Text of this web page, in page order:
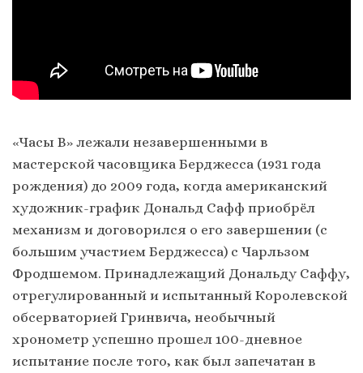
«Часы B» лежали незавершенными в
мастерской часовщика Берджесса (1931 года
рождения) до 2009 года, когда американский
художник-график Дональд Сафф приобрёл
механизм и договорился о его завершении (с
большим участием Берджесса) с Чарльзом
Фродшемом. Принадлежащий Дональду Саффу,
отрегулированный и испытанный Королевской
обсерваторией Гринвича, необычный
хронометр успешно прошел 100-дневное
испытание после того, как был запечатан в